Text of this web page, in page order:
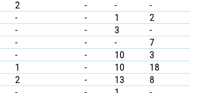
2
- -
-
-
- 1
2
-
- 3
-
-
- -
7
-
- 10
3
1
- 10
18
2
- 13
8